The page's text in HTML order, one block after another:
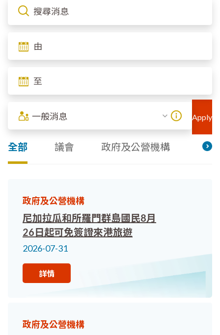
一般消息
全部 議會 政府及公營機構 其
政府及公營機構
尼加拉瓜和所羅門群島國民8月
26日起可免簽證來港旅遊
2026-07-31
詳情
政府及公營機構